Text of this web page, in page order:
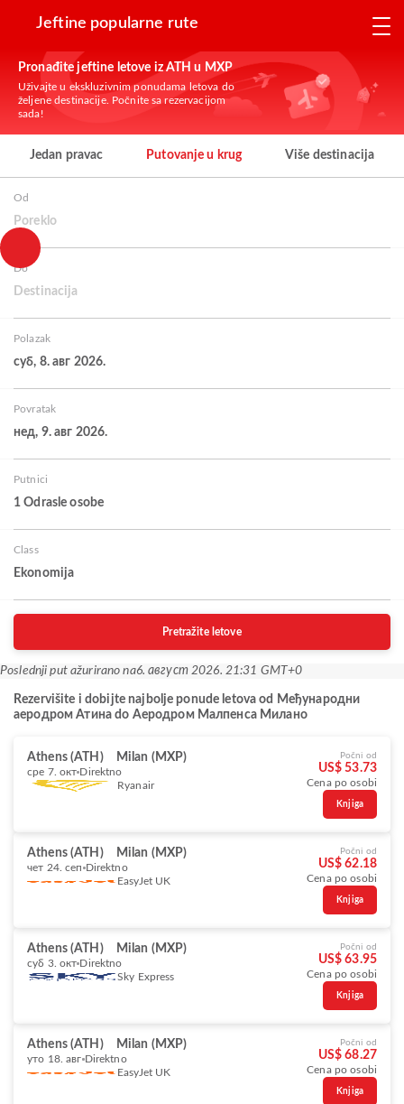
Jeftine popularne rute
Pronađite jeftine letove iz ATH u MXP
Uživajte u ekskluzivnim ponudama letova do
željene destinacije. Počnite sa rezervacijom
sada!
Jedan pravac Putovanje u krug Više destinacija
Od
Poreklo
Do
Destinacija
Polazak
суб, 8. авг 2026.
Povratak
нед, 9. авг 2026.
Putnici
1 Odrasle osobe
Class
Ekonomija
Pretražite letove
Poslednji put ažurirano na6. август 2026. 21:31 GMT+0
Rezervišite i dobijte najbolje ponude letova od Међународни
аеродром Атина do Аеродром Малпенса Милано
Athens (ATH) Milan (MXP)
сре 7. окт Direktno
Ryanair
Počni od
US$ 53.73
Cena po osobi
Knjiga
Athens (ATH) Milan (MXP)
чет 24. сеп Direktno
EasyJet UK
Počni od
US$ 62.18
Cena po osobi
Knjiga
Athens (ATH) Milan (MXP)
суб 3. окт Direktno
Sky Express
Počni od
US$ 63.95
Cena po osobi
Knjiga
Athens (ATH) Milan (MXP)
уто 18. авг Direktno
EasyJet UK
Počni od
US$ 68.27
Cena po osobi
Knjiga